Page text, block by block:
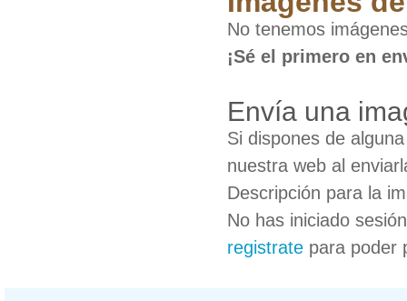
No tenemos
¡Sé el primero en
Envía una
Si dispones de
nuestra web al
Descripción para la
No has iniciado
registrate para poder